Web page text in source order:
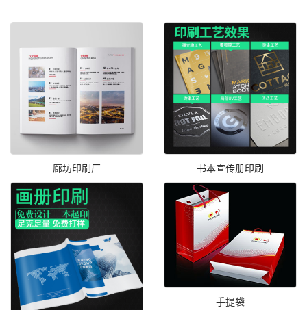
廊坊印刷厂 书本宣传册印刷
手提袋